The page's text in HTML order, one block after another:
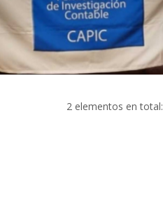
2 elementos en total: